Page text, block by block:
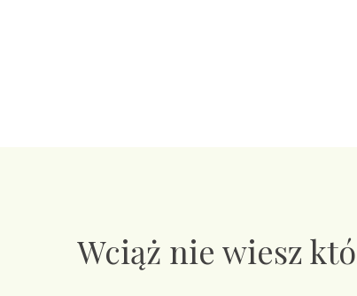
Wciąż nie wiesz